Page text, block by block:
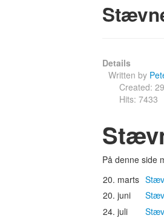
Details
Written by
Created:
Hits: 7433
På denne side
20. marts
20. juni
24. juli